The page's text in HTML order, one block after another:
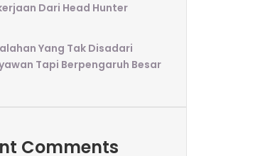
Dari Head Hunter
Yang Tak Disadari
Tapi Berpengaruh Besar
Comments